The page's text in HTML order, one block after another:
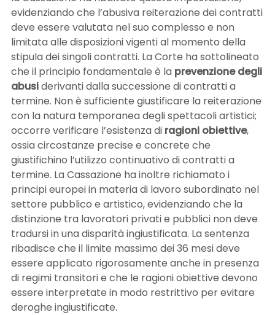
evidenziando che l’abusiva reiterazione dei contratti
deve essere valutata nel suo complesso e non
limitata alle disposizioni vigenti al momento della
stipula dei singoli contratti. La Corte ha sottolineato
che il principio fondamentale è la prevenzione degli
abusiderivanti dalla successione di contratti a
termine. Non è sufficiente giustificare la reiterazione
con la natura temporanea degli spettacoli artistici;
occorre verificare l’esistenza di ragioni obiettive,
ossia circostanze precise e concrete che
giustifichino l’utilizzo continuativo di contratti a
termine. La Cassazione ha inoltre richiamato i
principi europei in materia di lavoro subordinato nel
settore pubblico e artistico, evidenziando che la
distinzione tra lavoratori privati e pubblici non deve
tradursi in una disparità ingiustificata. La sentenza
ribadisce che il limite massimo dei 36 mesi deve
essere applicato rigorosamente anche in presenza
di regimi transitori e che le ragioni obiettive devono
essere interpretate in modo restrittivo per evitare
deroghe ingiustificate.